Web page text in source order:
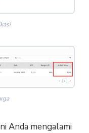
Anda mengalami